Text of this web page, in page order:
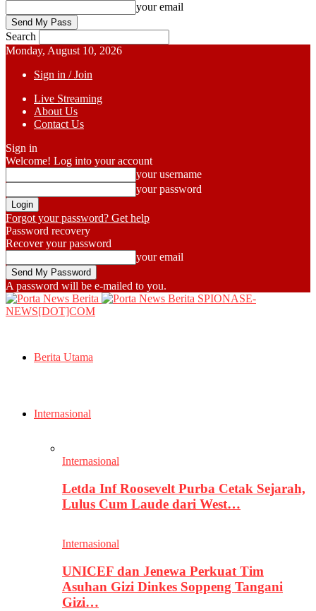
your email
Search
Monday, August 10, 2026
Sign in / Join
Live Streaming
About Us
Contact Us
Sign in
Welcome! Log into your account
your username
your password
Forgot your password? Get help
Password recovery
Recover your password
your email
A password will be e-mailed to you.
SPIONASE-
NEWS[DOT]COM
Berita Utama
Internasional
Internasional
Letda Inf Roosevelt Purba Cetak Sejarah,
Lulus Cum Laude dari West…
Internasional
UNICEF dan Jenewa Perkuat Tim
Asuhan Gizi Dinkes Soppeng Tangani
Gizi…